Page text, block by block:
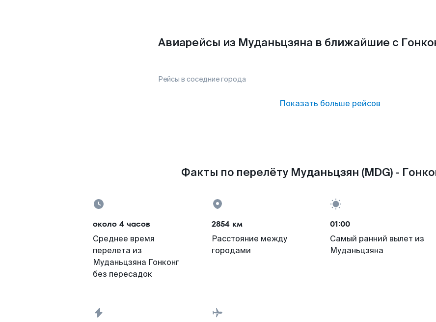
Авиарейсы из Муданьцзяна в ближайшие с
Рейсы в соседние города
Показать больше рейсов
Факты по перелёту Муданьцзян (MDG) -
около 4 часов
Среднее время
перелета из
Муданьцзяна Гонконг
без пересадок
2854 км
Расстояние между
городами
01:00
Самый ранний вылет из
Муданьцзяна